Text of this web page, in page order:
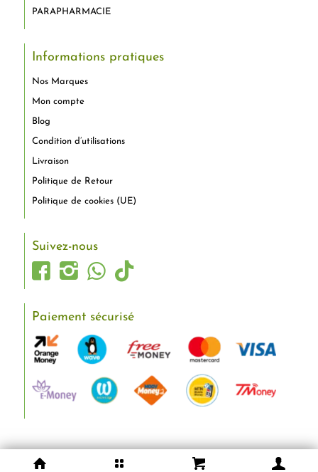
PARAPHARMACIE
Informations pratiques
Nos Marques
Mon compte
Blog
Condition d’utilisations
Livraison
Politique de Retour
Politique de cookies (UE)
Suivez-nous
Paiement sécurisé